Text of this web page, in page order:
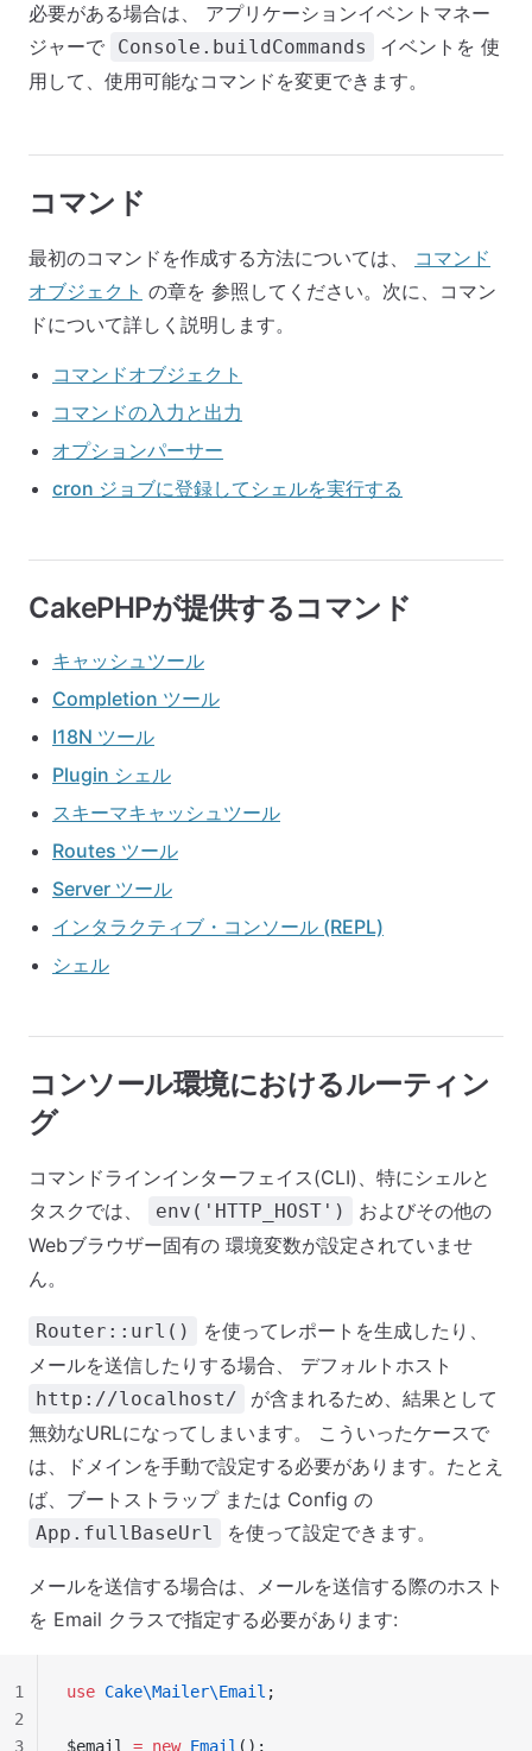
必要がある場合は、 アプリケーションイベントマネー
ジャーで
Console.buildCommands
イベントを 使
用して、使用可能なコマンドを変更できます。
コマンド
最初のコマンドを作成する方法については、 コマンド
オブジェクト の章を 参照してください。次に、コマン
ドについて詳しく説明します。
コマンドオブジェクト
コマンドの入力と出力
オプションパーサー
cron ジョブに登録してシェルを実行する
CakePHPが提供するコマンド
キャッシュツール
Completion ツール
I18N ツール
Plugin シェル
スキーマキャッシュツール
Routes ツール
Server ツール
インタラクティブ・コンソール (REPL)
シェル
コンソール環境におけるルーティン
グ
コマンドラインインターフェイス(CLI)、特にシェルと
タスクでは、
env('HTTP_HOST')
およびその他の
Webブラウザー固有の 環境変数が設定されていませ
ん。
Router::url()
を使ってレポートを生成したり、
メールを送信したりする場合、 デフォルトホスト
http://localhost/
が含まれるため、結果として
無効なURLになってしまいます。 こういったケースで
は、ドメインを手動で設定する必要があります。たとえ
ば、ブートストラップ または Config の
App.fullBaseUrl を使って設定できます。
メールを送信する場合は、メールを送信する際のホスト
を Email クラスで指定する必要があります:
use Cake\Mailer\Email ;
$email = new Email ();
1
2
3